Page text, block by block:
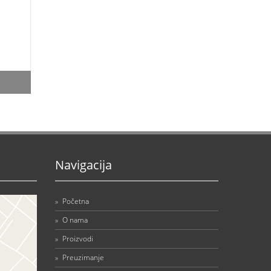
Navigacija
» Početna
» O nama
» Proizvodi
» Preuzimanje